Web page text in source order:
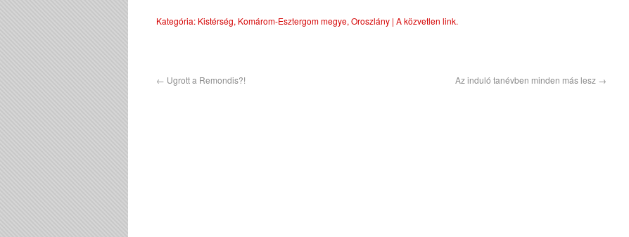
Kategória: Kistérség, Komárom-Esztergom megye, Oroszlány | Aközvetlen link.
← Ugrott a Remondis?! Az induló tanévben minden más lesz →